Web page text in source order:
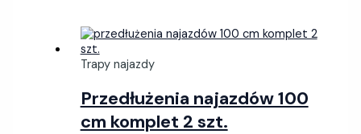
Trapy najazdy
Przedłużenia najazdów 100
cm komplet 2 szt.